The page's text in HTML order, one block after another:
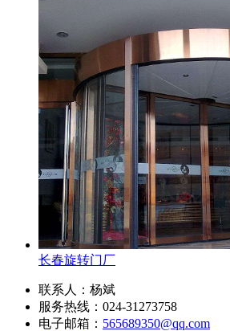
长春旋转门厂
联系人：杨斌
服务热线：024-31273758
电子邮箱： 565689350@qq.com